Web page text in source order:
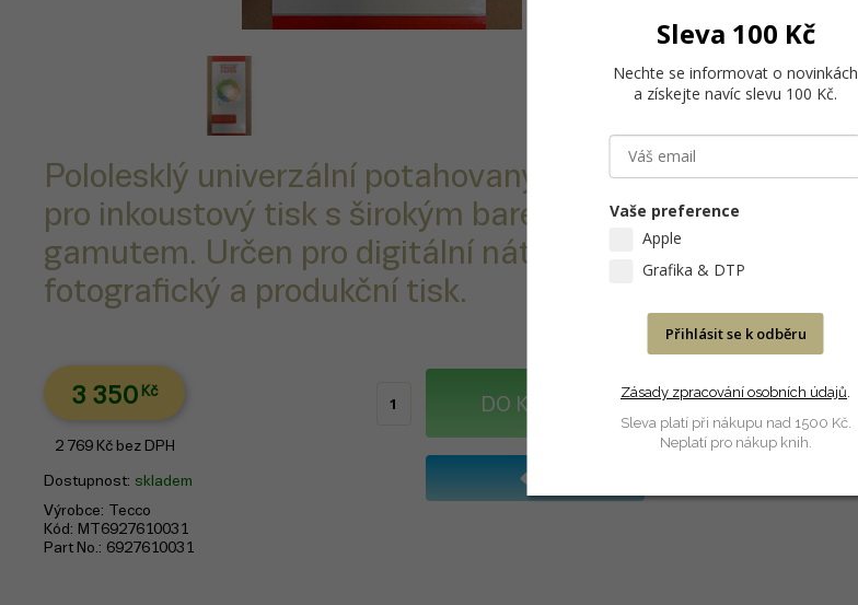
Pololesklý univerzální potahovaný materiál
pro inkoustový tisk s širokým barevným
gamutem. Určen pro digitální nátisk,
fotografický a produkční tisk.
3 350 Kč
2 769 Kč bez DPH
Dostupnost skladem
Výrobce Tecco
Kód MT6927610031
Part No.
6927610031
DO KOŠÍKU
Sleva 100 Kč
Nechte se informovat o novinkách
a získejte navíc slevu 100 Kč.
Vaše preference
Apple
Grafika & DTP
Přihlásit se k odběru
Zásady zpracování osobních údajů
Sleva platí při nákupu nad 1500 Kč.
Neplatí pro nákup knih.